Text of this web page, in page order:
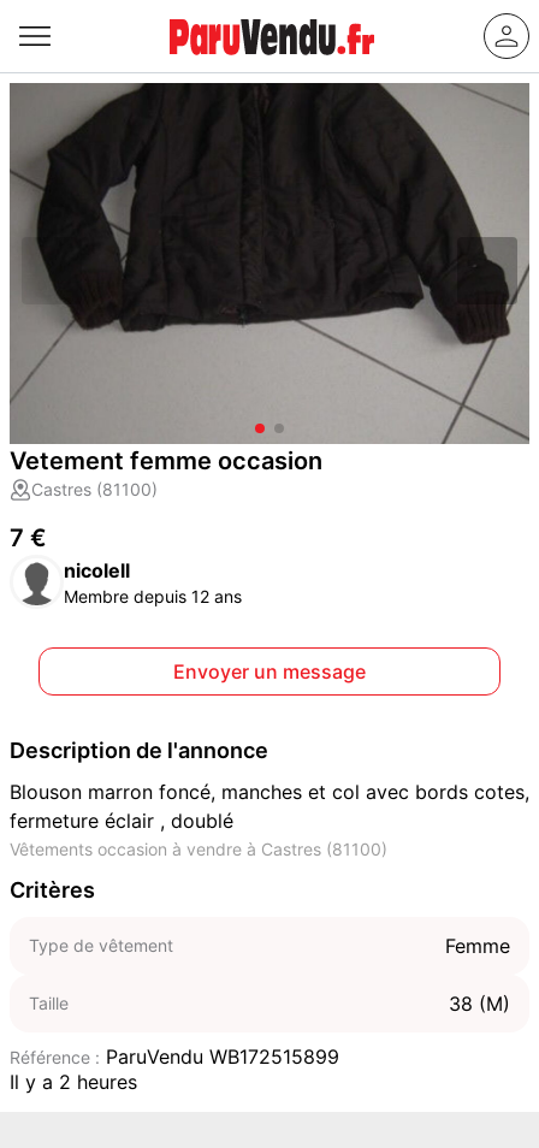
Vetement femme occasion
Castres (81100)
7 €
nicolell
Membre depuis 12 ans
Envoyer un message
Description de l'annonce
Blouson marron foncé, manches et col avec bords cotes,
fermeture éclair , doublé
Vêtements occasion à vendre à Castres (81100)
Critères
Type de vêtement Femme
Taille 38 (M)
Référence : ParuVendu WB172515899
Il y a 2 heures